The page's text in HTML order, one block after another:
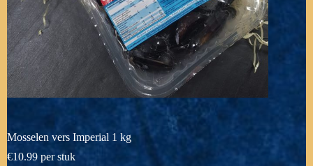
Mosselen vers Imperial 1 kg
€10.99 per stuk